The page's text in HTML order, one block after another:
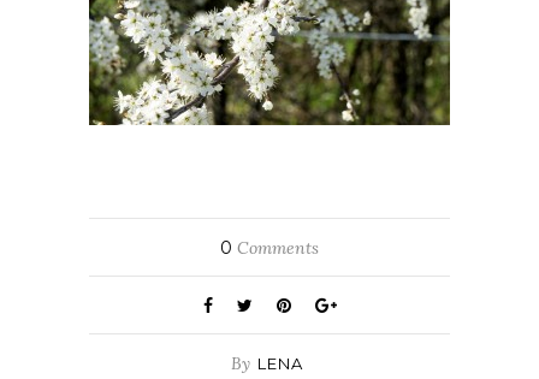
0 Comments
By LENA